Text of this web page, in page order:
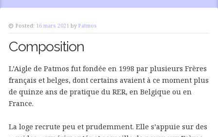
Posted: 16 mars 2021 by Patmos
Composition
L’Aigle de Patmos fut fondée en 1998 par plusieurs Frères
français et belges, dont certains avaient à ce moment plus
de quinze ans de pratique du RER, en Belgique ou en
France.
La loge recrute peu et prudemment. Elle s’appuie sur des